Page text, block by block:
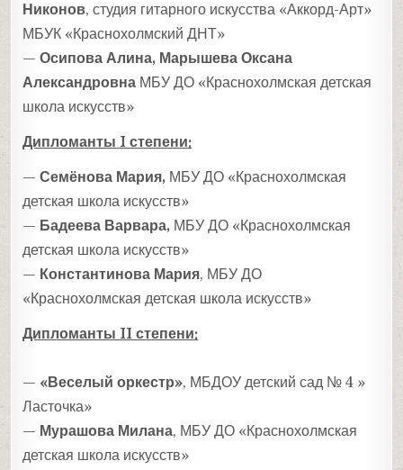
Никонов, студия гитарного искусства «Аккорд-Арт»
МБУК «Краснохолмский ДНТ»
—Осипова Алина, Марышева Оксана
Александровна МБУ ДО «Краснохолмская детская
школа искусств»
Дипломанты I степени:
—Семёнова Мария, МБУ ДО «Краснохолмская
детская школа искусств»
— Бадеева Варвара, МБУ ДО «Краснохолмская
детская школа искусств»
— Константинова Мария, МБУ ДО
«Краснохолмская детская школа искусств»
Дипломанты II степени:
— «Веселый оркестр», МБДОУ детский сад № 4 »
Ласточка»
— Мурашова Милана, МБУ ДО «Краснохолмская
детская школа искусств»